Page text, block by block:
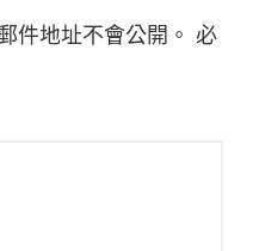
件地址不會公開。 必